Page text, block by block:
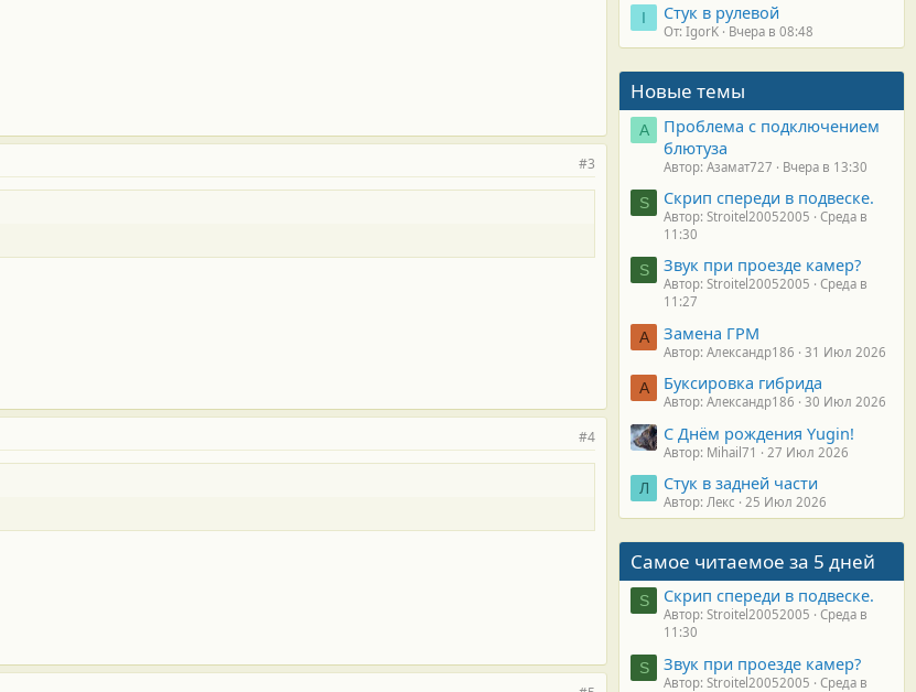
#3
#4
I Стук в рулевой
От: IgorK Вчера в 08:48
Новые темы
А
Проблема с подключением
блютуза
Автор: Азамат727 Вчера в 13:30
S Скрип спереди в подвеске.
Автор: Stroitel20052005
Среда в
11:30
S Звук при проезде камер?
Автор: Stroitel20052005
Среда в
11:27
А Замена ГРМ
Автор: Александр186 31 Июл 2026
А Буксировка гибрида
Автор: Александр186 30 Июл 2026
С Днём рождения Yugin!
Автор: Mihail71 27 Июл 2026
Л Стук в задней части
Автор: Лекс 25 Июл 2026
Самое читаемое за 5 дней
S Скрип спереди в подвеске.
Автор: Stroitel20052005
Среда в
11:30
S Звук при проезде камер?
Автор: Stroitel20052005
Среда в